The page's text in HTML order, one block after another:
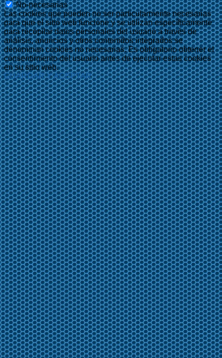
No-necesarias
Las cookies que pueden no ser particularmente necesarias
para que el sitio web funcione y se utilizan específicamente
para recopilar datos personales del usuario a través de
análisis, anuncios y otros contenidos integrados se
denominan cookies no necesarias. Es obligatorio obtener el
consentimiento del usuario antes de ejecutar estas cookies
en su sitio web.
GUARDAR Y ACEPTAR